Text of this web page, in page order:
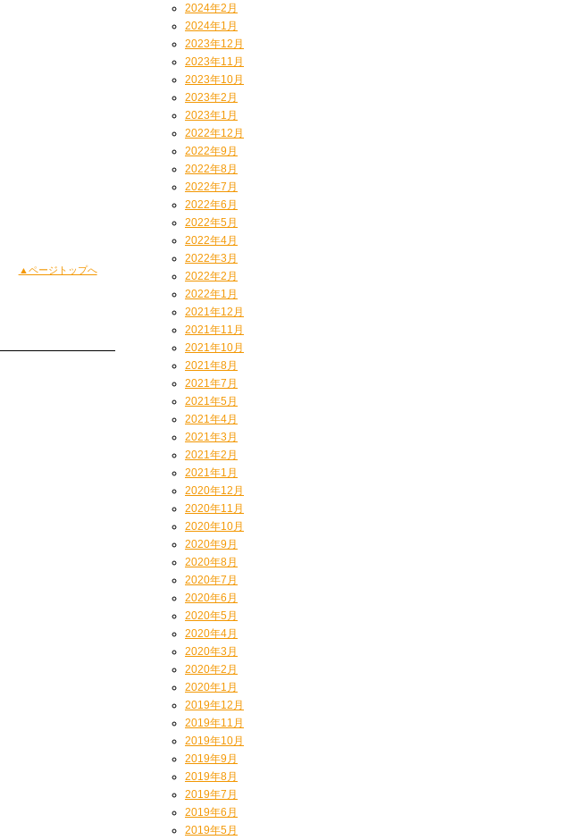
▲ページトップへ
2024年2月
2024年1月
2023年12月
2023年11月
2023年10月
2023年2月
2023年1月
2022年12月
2022年9月
2022年8月
2022年7月
2022年6月
2022年5月
2022年4月
2022年3月
2022年2月
2022年1月
2021年12月
2021年11月
2021年10月
2021年8月
2021年7月
2021年5月
2021年4月
2021年3月
2021年2月
2021年1月
2020年12月
2020年11月
2020年10月
2020年9月
2020年8月
2020年7月
2020年6月
2020年5月
2020年4月
2020年3月
2020年2月
2020年1月
2019年12月
2019年11月
2019年10月
2019年9月
2019年8月
2019年7月
2019年6月
2019年5月